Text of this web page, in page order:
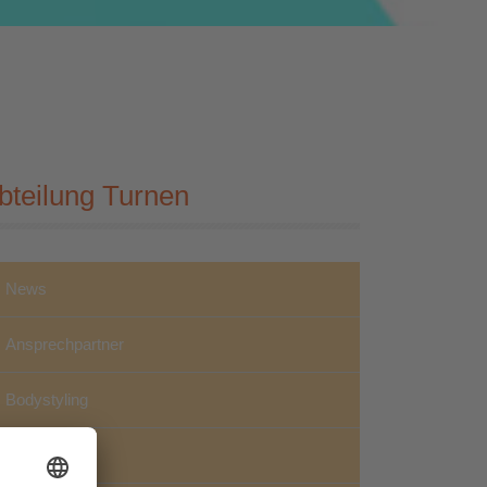
Turnen
News
Ansprechpartner
Bodystyling
Fit Und Fun